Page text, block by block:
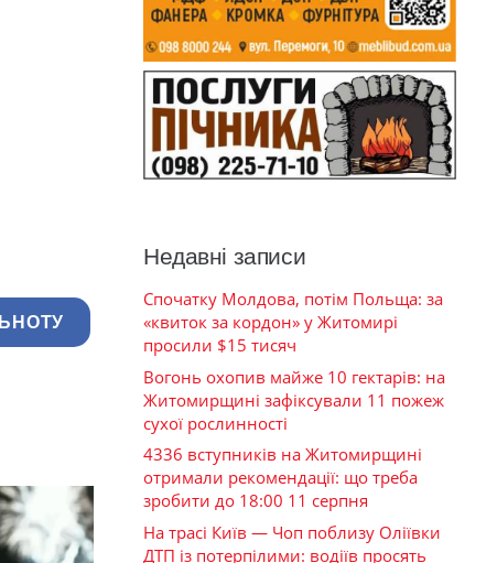
Недавні записи
Спочатку Молдова, потім Польща: за
«квиток за кордон» у Житомирі
просили $15 тисяч
Вогонь охопив майже 10 гектарів: на
Житомирщині зафіксували 11 пожеж
сухої рослинності
4336 вступників на Житомирщині
отримали рекомендації: що треба
зробити до 18:00 11 серпня
На трасі Київ — Чоп поблизу Оліївки
ДТП із потерпілими: водіїв просять